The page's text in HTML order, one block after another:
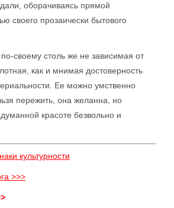
оборачиваясь прямой
своего прозаически бытового
своему столь же не зависимая от
как и мнимая достоверность
Ее можно умственно
пережить, она желанна, но
красоте безвольно и
культурности
>>>